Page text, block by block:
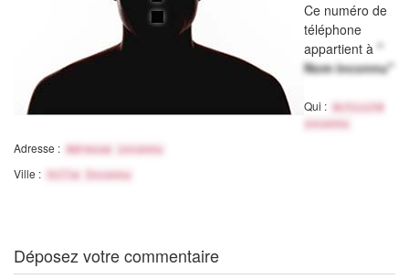
Ce numéro de
téléphone
appartient à "
Nom inconnu"
Qui :
Activité
inconnu
Adresse : Adresse inconnu
Ville : Ville Inconnu
Déposez votre commentaire